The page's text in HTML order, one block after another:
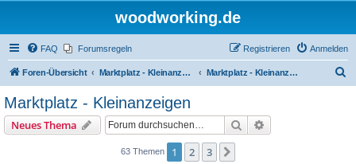
woodworking.de
FAQ Forumsregeln Anmelden
Registrieren
Foren-Übersicht Marktplatz - Kleinanzeigen auf Woodworking.de Marktplatz - Kleinanzeigen
Marktplatz - Kleinanzeigen
Neues Thema Suche
63 Themen 1 2 3